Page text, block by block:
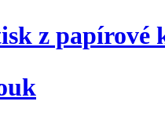
z papírové